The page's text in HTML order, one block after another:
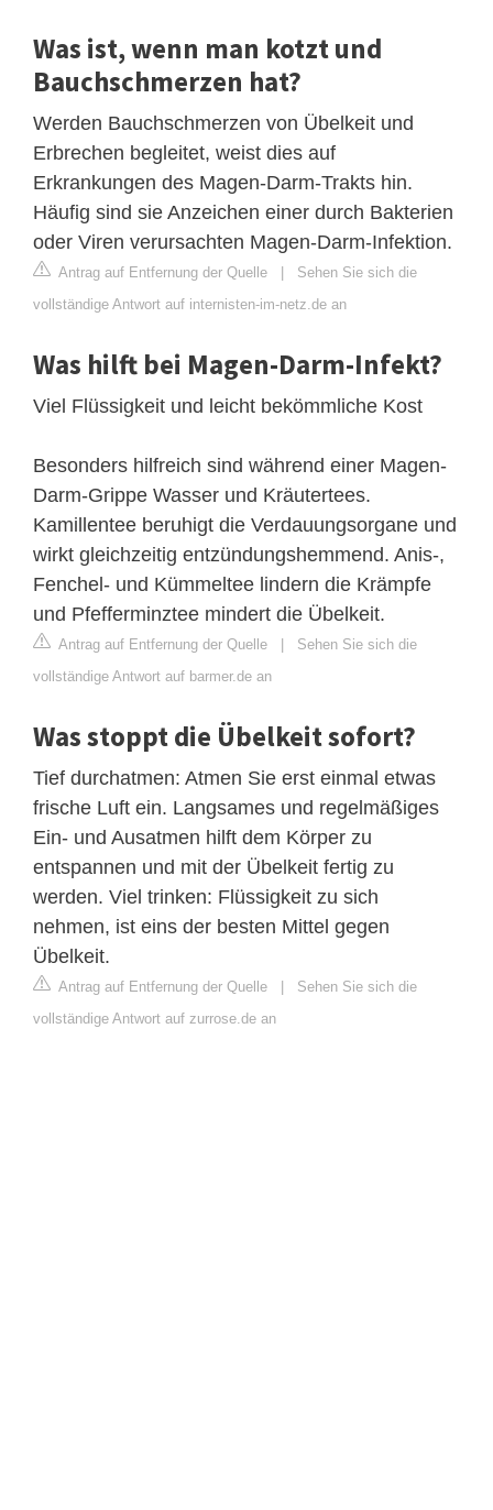
Was ist, wenn man kotzt und
Bauchschmerzen hat?
Werden Bauchschmerzen von Übelkeit und
Erbrechen begleitet, weist dies auf
Erkrankungen des Magen-Darm-Trakts hin.
Häufig sind sie Anzeichen einer durch Bakterien
oder Viren verursachten Magen-Darm-Infektion.
Antrag auf Entfernung der Quelle | Sehen Sie sich die
vollständige Antwort auf internisten-im-netz.de an
Was hilft bei Magen-Darm-Infekt?
Viel Flüssigkeit und leicht bekömmliche Kost
Besonders hilfreich sind während einer Magen-
Darm-Grippe Wasser und Kräutertees.
Kamillentee beruhigt die Verdauungsorgane und
wirkt gleichzeitig entzündungshemmend. Anis-,
Fenchel- und Kümmeltee lindern die Krämpfe
und Pfefferminztee mindert die Übelkeit.
Antrag auf Entfernung der Quelle | Sehen Sie sich die
vollständige Antwort auf barmer.de an
Was stoppt die Übelkeit sofort?
Tief durchatmen: Atmen Sie erst einmal etwas
frische Luft ein. Langsames und regelmäßiges
Ein- und Ausatmen hilft dem Körper zu
entspannen und mit der Übelkeit fertig zu
werden. Viel trinken: Flüssigkeit zu sich
nehmen, ist eins der besten Mittel gegen
Übelkeit.
Antrag auf Entfernung der Quelle | Sehen Sie sich die
vollständige Antwort auf zurrose.de an